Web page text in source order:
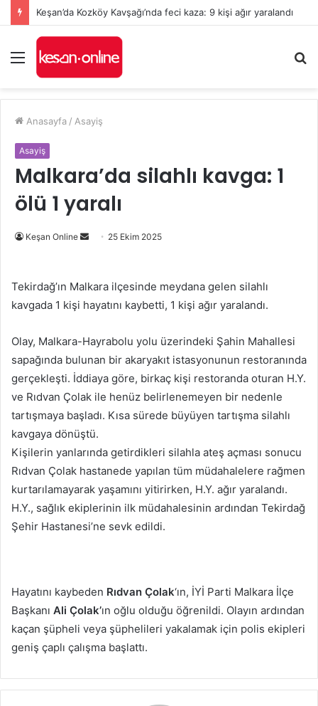
Keşan’da Kozköy Kavşağı’nda feci kaza: 9 kişi ağır yaralandı
Menü
...
Anasayfa / Asayiş
Asayiş
Malkara’da silahlı kavga: 1
ölü 1 yaralı
Keşan Online
Bir
göndermek
25 Ekim 2025
Tekirdağ’ın Malkara ilçesinde meydana gelen silahlı
kavgada 1 kişi hayatını kaybetti, 1 kişi ağır yaralandı.
Olay, Malkara-Hayrabolu yolu üzerindeki Şahin Mahallesi
sapağında bulunan bir akaryakıt istasyonunun restoranında
gerçekleşti. İddiaya göre, birkaç kişi restoranda oturan H.Y.
ve Rıdvan Çolak ile henüz belirlenemeyen bir nedenle
tartışmaya başladı. Kısa sürede büyüyen tartışma silahlı
kavgaya dönüştü.
Kişilerin yanlarında getirdikleri silahla ateş açması sonucu
Rıdvan Çolak hastanede yapılan tüm müdahalelere rağmen
kurtarılamayarak yaşamını yitirirken, H.Y. ağır yaralandı.
H.Y., sağlık ekiplerinin ilk müdahalesinin ardından Tekirdağ
Şehir Hastanesi’ne sevk edildi.
Hayatını kaybeden Rıdvan Çolak‘ın, İYİ Parti Malkara İlçe
Başkanı Ali Çolak’ın oğlu olduğu öğrenildi. Olayın ardından
kaçan şüpheli veya şüphelileri yakalamak için polis ekipleri
geniş çaplı çalışma başlattı.